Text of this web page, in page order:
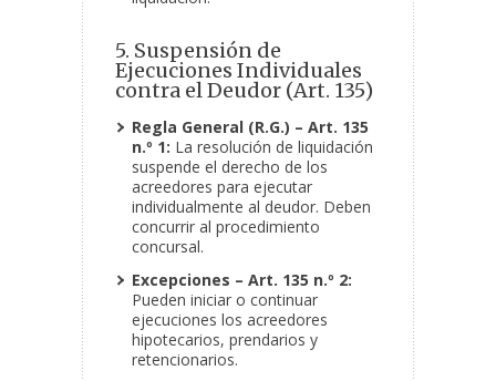
5. Suspensión de
Ejecuciones Individuales
contra el Deudor (Art. 135)
Regla General (R.G.) – Art. 135
n.º 1: La resolución de liquidación
suspende el derecho de los
acreedores para ejecutar
individualmente al deudor. Deben
concurrir al procedimiento
concursal.
Excepciones – Art. 135 n.º 2:
Pueden iniciar o continuar
ejecuciones los acreedores
hipotecarios, prendarios y
retencionarios.